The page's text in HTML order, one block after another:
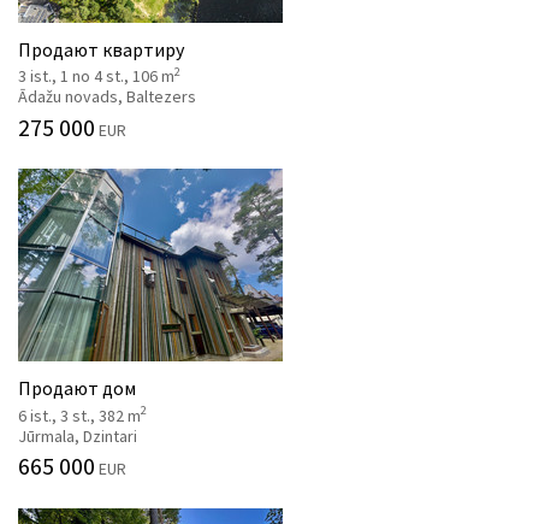
Продают квартиру
3 ist., 1 no 4 st., 106 m2
Ādažu novads, Baltezers
275 000 EUR
Продают дом
6 ist., 3 st., 382 m2
Jūrmala, Dzintari
665 000 EUR